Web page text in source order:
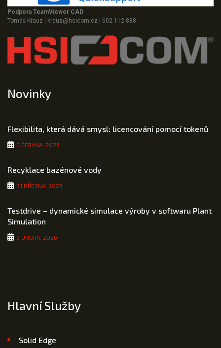
Podpora TeamViewer CAD
Tomáš Krauz | krauz@hsicom.cz | 602 112 888
Novinky
Flexibilita, která dává smysl: licencování pomocí tokenů
5 ČERVNA, 2026
Recyklace bazénové vody
31 BŘEZNA, 2026
Testdrive – dynamické simulace výroby v softwaru Plant
Simulation
9 ÚNORA, 2026
Hlavní Služby
Solid Edge